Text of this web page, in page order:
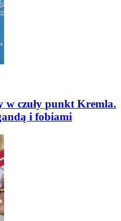
w czuły punkt Kremla.
i fobiami